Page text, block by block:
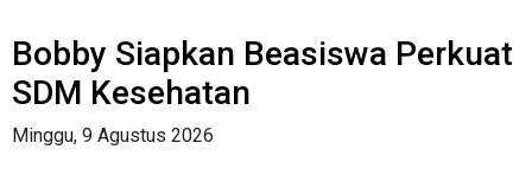
Bobby Siapkan Beasiswa Perkuat
SDM Kesehatan
Minggu, 9 Agustus 2026